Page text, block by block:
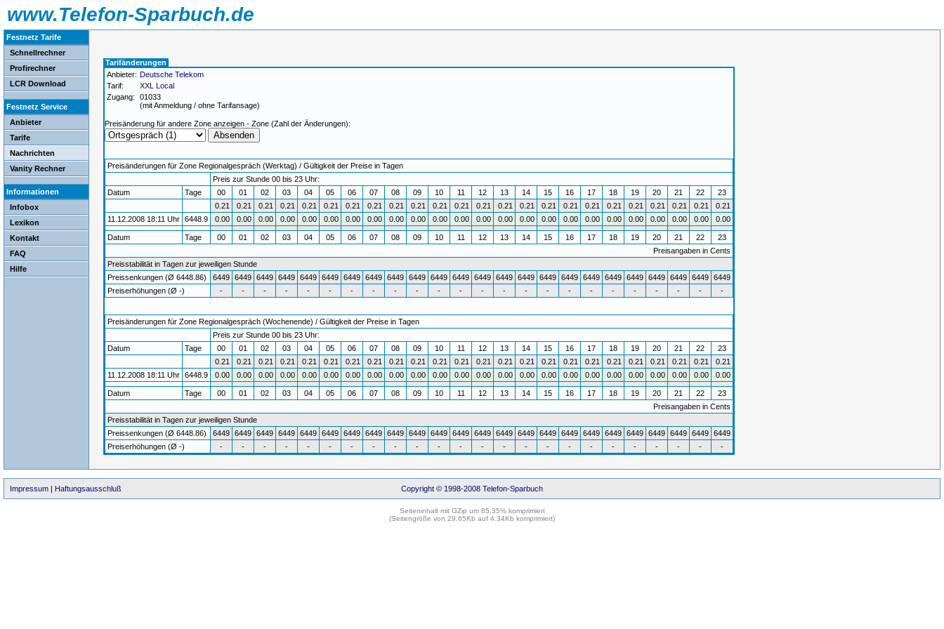
www.Telefon-Sparbuch.de
Festnetz Tarife
Schnellrechner
Profirechner
LCR Download
Festnetz Service
Anbieter
Tarife
Nachrichten
Vanity Rechner
Informationen
Infobox
Lexikon
Kontakt
FAQ
Hilfe
Tarifänderungen
Anbieter: Deutsche Telekom
Tarif:
XXL Local
Zugang:
01033
(mit Anmeldung / ohne Tarifansage)
Preisänderung für andere Zone anzeigen - Zone (Zahl der Änderungen):
Preisänderungen für Zone Regionalgespräch (Werktag) / Gültigkeit der Preise in Tagen
Preis zur Stunde 00 bis 23 Uhr:
Datum
Tage 00 01 02 03 04 05 06 07 08 09 10 11 12 13 14 15 16 17 18 19 20 21 22
23
0.21
0.21 0.21 0.21 0.21 0.21 0.21 0.21 0.21 0.21 0.21 0.21 0.21 0.21 0.21 0.21 0.21 0.21 0.21 0.21 0.21 0.21 0.21
0.21
11.12.2008 18:11 Uhr 6448.9 0.00 0.00 0.00 0.00 0.00 0.00 0.00 0.00 0.00 0.00 0.00 0.00 0.00 0.00 0.00 0.00 0.00 0.00 0.00 0.00 0.00 0.00 0.00 0.00
Datum Tage 00 01 02 03 04 05 06 07 08 09 10 11 12 13 14 15 16 17 18 19 20 21 22
23
Preisangaben in Cents
Preisstabilität in Tagen zur jeweiligen Stunde
Preissenkungen (Ø 6448.86)
6449 6449 6449 6449 6449 6449 6449 6449 6449 6449 6449 6449 6449 6449 6449 6449 6449 6449 6449 6449 6449 6449 6449 6449
Preiserhöhungen (Ø -)
- - - - - - - - - - - - - - - - - - - - - - - -
Preisänderungen für Zone Regionalgespräch (Wochenende) / Gültigkeit der Preise in Tagen
Preis zur Stunde 00 bis 23 Uhr:
Datum
Tage 00 01 02 03 04 05 06 07 08 09 10 11 12 13 14 15 16 17 18 19 20 21 22
23
0.21
0.21 0.21 0.21 0.21 0.21 0.21 0.21 0.21 0.21 0.21 0.21 0.21 0.21 0.21 0.21 0.21 0.21 0.21 0.21 0.21 0.21 0.21
0.21
11.12.2008 18:11 Uhr 6448.9 0.00 0.00 0.00 0.00 0.00 0.00 0.00 0.00 0.00 0.00 0.00 0.00 0.00 0.00 0.00 0.00 0.00 0.00 0.00 0.00 0.00 0.00 0.00 0.00
Datum Tage 00 01 02 03 04 05 06 07 08 09 10 11 12 13 14 15 16 17 18 19 20 21 22
23
Preisangaben in Cents
Preisstabilität in Tagen zur jeweiligen Stunde
Preissenkungen (Ø 6448.86)
6449 6449 6449 6449 6449 6449 6449 6449 6449 6449 6449 6449 6449 6449 6449 6449 6449 6449 6449 6449 6449 6449 6449 6449
Preiserhöhungen (Ø -)
- - - - - - - - - - - - - - - - - - - - - - - -
Impressum | Haftungsausschluß Copyright © 1998-2008 Telefon-Sparbuch
Seiteninhalt mit GZip um 85.35% komprimiert
(Seitengröße von 29.65Kb auf 4.34Kb komprimiert)